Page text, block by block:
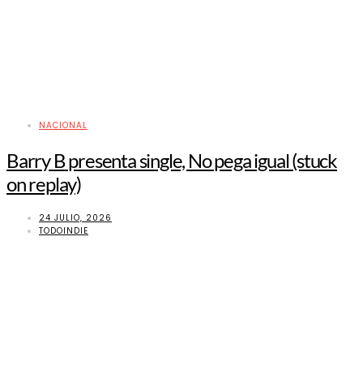
NACIONAL
Barry B presenta single, No pega igual (stuck
on replay)
24 JULIO, 2026
TODOINDIE